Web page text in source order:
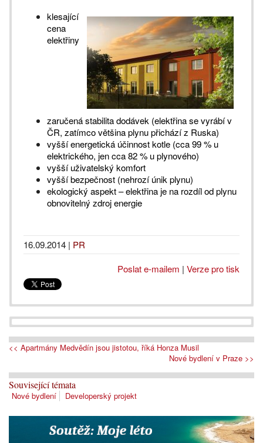
klesající
cena
elektřiny
zaručená stabilita dodávek (elektřina se vyrábí v
ČR, zatímco většina plynu přichází z Ruska)
vyšší energetická účinnost kotle (cca 99 % u
elektrického, jen cca 82 % u plynového)
vyšší uživatelský komfort
vyšší bezpečnost (nehrozí únik plynu)
ekologický aspekt – elektřina je na rozdíl od plynu
obnovitelný zdroj energie
16.09.2014 | PR
Poslat e-mailem | Verze pro tisk
<< Apartmány Medvědín jsou jistotou, říká Honza Musil
Nové bydlení v Praze >>
Související témata
Nové bydlení Developerský projekt